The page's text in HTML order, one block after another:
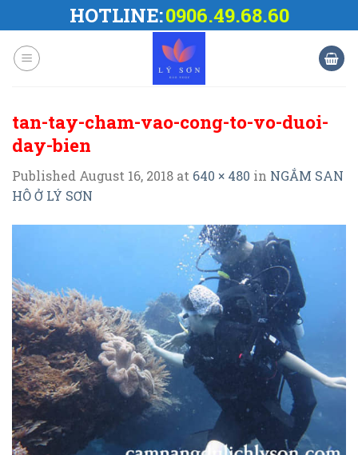
to
content
HOTLINE:0906.49.68.60
tan-tay-cham-vao-cong-to-vo-duoi-
day-bien
Published August 16, 2018 at 640 × 480 in NGẮM SAN
HÔ Ở LÝ SƠN